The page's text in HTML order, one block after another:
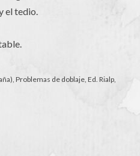
el tedio.
Problemas de doblaje, Ed. Rialp,